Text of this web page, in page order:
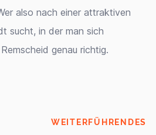
also nach einer attraktiven
sucht, in der man sich
genau richtig.
WEITERFÜHRENDES